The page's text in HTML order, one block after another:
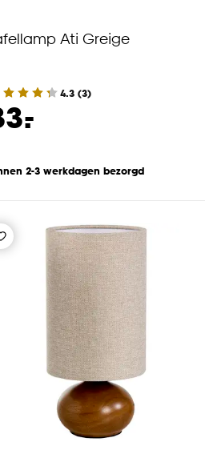
Ati Greige
4.3 (3)
-
2-3 werkdagen bezorgd